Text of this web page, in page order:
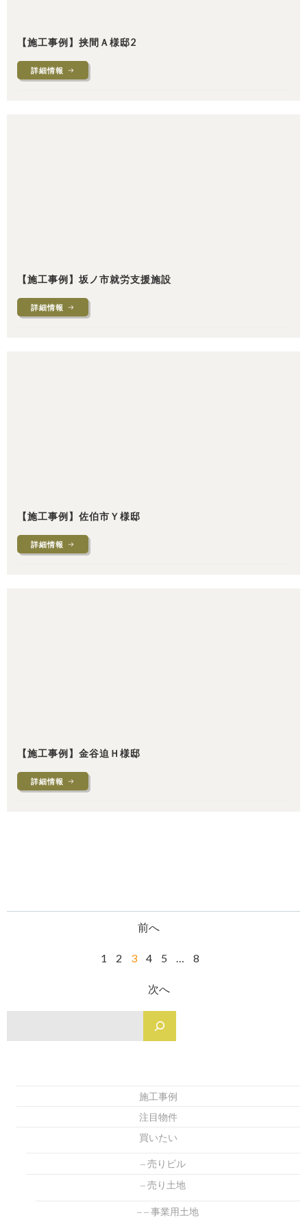
【施工事例】挟間Ａ様邸2
詳細情報
【施工事例】坂ノ市就労支援施設
詳細情報
【施工事例】佐伯市Ｙ様邸
詳細情報
【施工事例】金谷迫Ｈ様邸
詳細情報
前へ
Page
1 Page
2 Page
3 Page
4 Page
5 … Page
8
次へ
施工事例
注目物件
買いたい
売りビル
売り土地
事業用土地